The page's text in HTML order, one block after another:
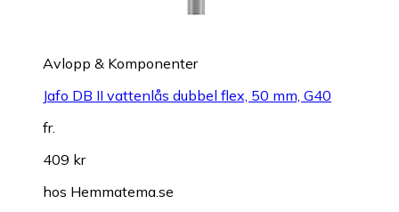
Avlopp & Komponenter
Jafo DB II vattenlås dubbel flex, 50 mm, G40
fr.
409 kr
hos Hemmatema.se